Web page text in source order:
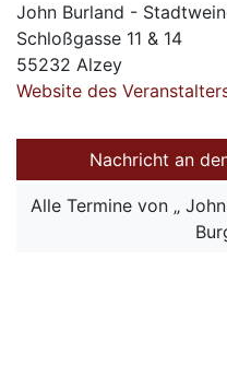
John Burland -
Schloßgasse 11 & 14
55232 Alzey
Website des
Nachricht an
Alle Termine von „